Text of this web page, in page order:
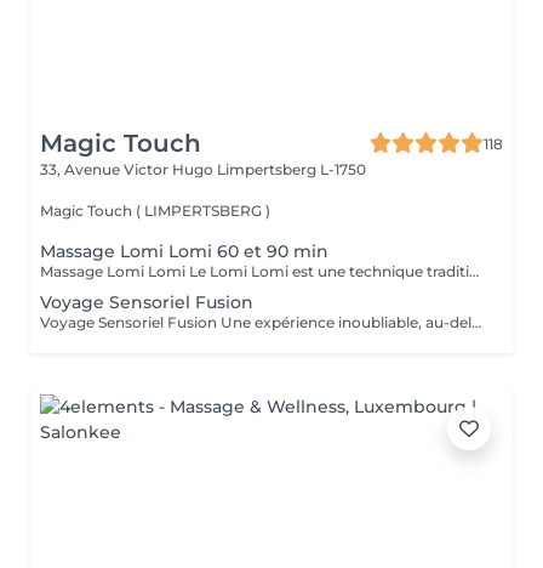
Magic Touch
118
33, Avenue Victor Hugo Limpertsberg L-1750
Magic Touch ( LIMPERTSBERG )
Massage Lomi Lomi 60 et 90 min
Massage Lomi Lomi Le Lomi Lomi est une technique traditionnelle hawaïenne qui va bien au-delà du simple toucher c'est une invitation à l'harmonie entre le corps, l'esprit et l'âme. Avec des mouvements longs, fluides et rythmés, rappelant le va-et-vient des vagues de l'océan, le praticien enveloppe le corps avec ses mains et ses avant-bras, créant une expérience d'accueil profond. Bienfaits : Relaxation profonde Soulagement des tensions musculaires Amélioration de la circulation et de l'énergie vitale Sensation de légèreté, de renouveau et de bien-être Un véritable câlin sous forme de soin.
Voyage Sensoriel Fusion
Voyage Sensoriel Fusion Une expérience inoubliable, au-delà du massage Plus qu'un simple massage, c'est une véritable expérience immersive qui invite à l'harmonie entre le corps, l'esprit et l'âme. Grâce à des mouvements longs, fluides et enveloppants, associés à la puissance de la luminothérapie, de l'aromathérapie, de la musicothérapie et de l'alignement des chakras, vous êtes transporté(e) dans un univers unique de détente et de connexion intérieure. Les bienfaits : Libération des tensions physiques et mentales Réduction immédiate du stress Circulation d'énergie et sensation de vitalité Bien-être profond, légèreté et renouveau Une expérience inoubliable comme un voyage qui réveille tous vos sens.